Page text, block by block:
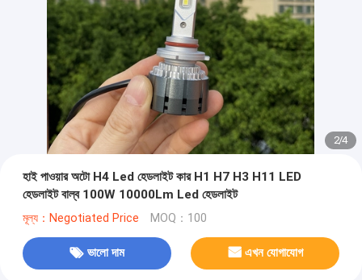
2/4
হাই পাওয়ার অটো H4 Led হেডলাইট কার H1 H7 H3 H11 LED
হেডলাইট বাল্ব 100W 10000Lm Led হেডলাইট
মূল্য：Negotiated Price MOQ：100
ভালো দাম এখন যোগাযোগ